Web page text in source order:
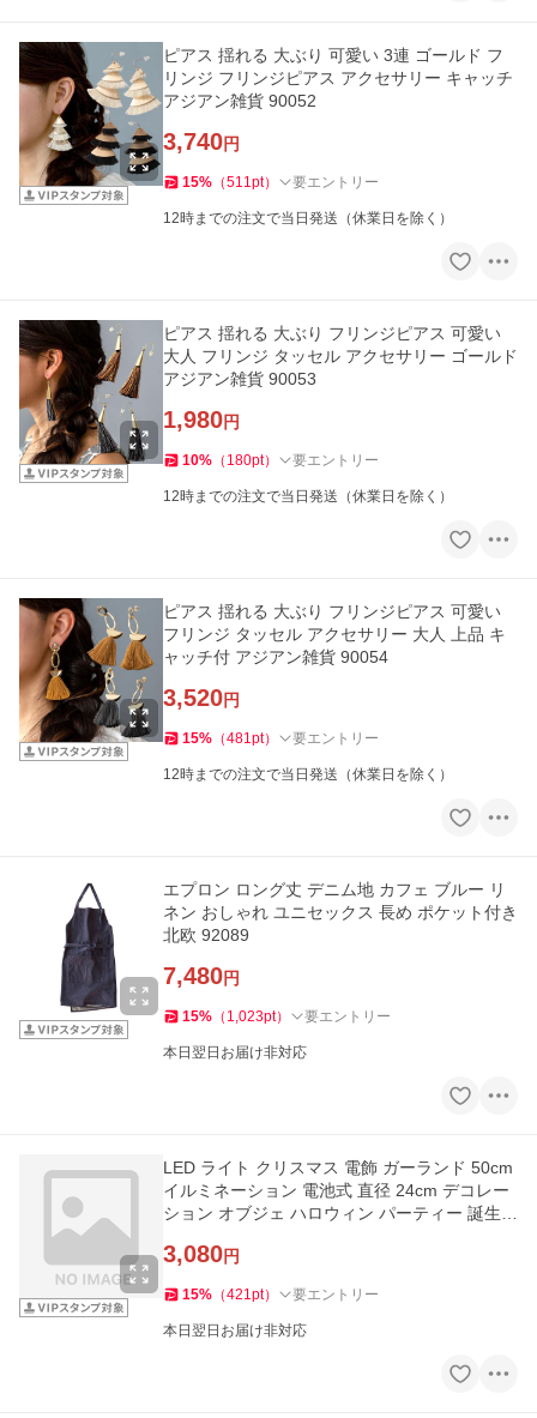
ピアス 揺れる 大ぶり 可愛い 3連 ゴールド フ
リンジ フリンジピアス アクセサリー キャッチ
アジアン雑貨 90052
3,740円
15% （511pt） 要エントリー
12時までの注文で当日発送（休業日を除く）
ピアス 揺れる 大ぶり フリンジピアス 可愛い
大人 フリンジ タッセル アクセサリー ゴールド
アジアン雑貨 90053
1,980円
10% （ 180pt） 要エントリー
12時までの注文で当日発送（休業日を除く）
ピアス 揺れる 大ぶり フリンジピアス 可愛い
フリンジ タッセル アクセサリー 大人 上品 キ
ャッチ付 アジアン雑貨 90054
3,520円
15% （481pt） 要エントリー
12時までの注文で当日発送（休業日を除く）
エプロン ロング丈 デニム地 カフェ ブルー リ
ネン おしゃれ ユニセックス 長め ポケット付き
北欧 92089
7,480円
15% （ 1,023pt） 要エントリー
本日翌日お届け非対応
LED ライト クリスマス 電飾 ガーランド 50cm
イルミネーション 電池式 直径 24cm デコレー
ション オブジェ ハロウィン パーティー 誕生日
3,080円
15% （421pt） 要エントリー
本日翌日お届け非対応